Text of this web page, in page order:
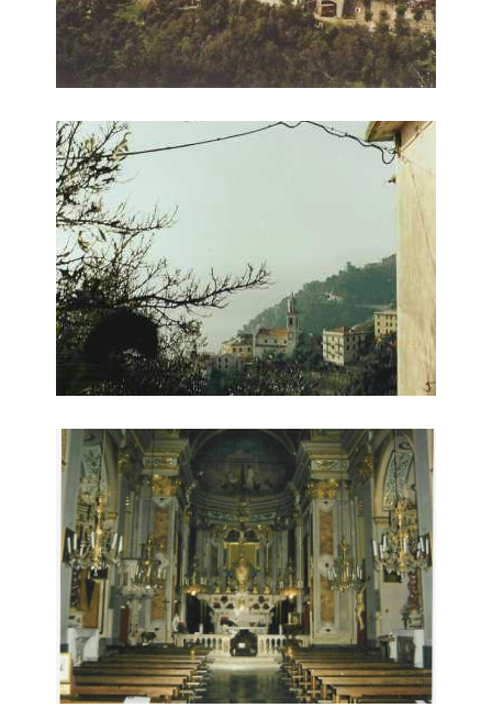
Vista Ovest (dalla località Solaro)
Interno Chiesa